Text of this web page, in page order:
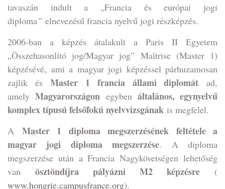
tavaszán indult a „Francia és európai jogi
diploma” elnevezésű francia nyelvű jogi részképzés.
2006-ban a képzés átalakult a Paris II Egyetem
„Összehasonlító jog/Magyar jog” Maîtrise (Master 1)
képzésévé, ami a magyar jogi képzéssel párhuzamosan
zajlik ésMaster 1 francia állami diplomát ad,
amelyMagyarországon egyben általános, egynyelvű
komplex típusú felsőfokú nyelvvizsgának is megfelel.
A Master 1 diploma megszerzésének feltétele a
magyar jogi diploma megszerzése. A diploma
megszerzése után a Francia Nagykövetségen lehetőség
van ösztöndíjra pályázni M2 képzésre (
www.hongrie.campusfrance.org).